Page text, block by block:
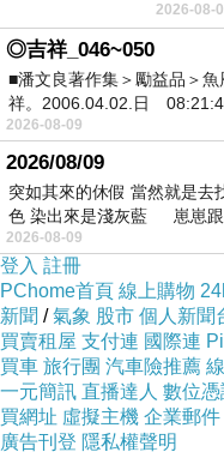
面被毀
2026-08-
◎吉祥_046~050
■潘文良著作集＞勵益品＞
祥。2006.04.02.日
2026-08-09
2026/08/09
突如其來的休假 當然就是
色 染出來是淺灰藍 崽崽
2026-08-09
登入 註冊
PChome首頁 線上購物
新聞 /氣象 股市 個人新聞
買賣租屋 支付連 國際連
買車 旅行團 汽車險推薦
一元簡訊 直播達人 數位憑
買網址 虛擬主機 企業郵件
廣告刊登 隱私權聲明